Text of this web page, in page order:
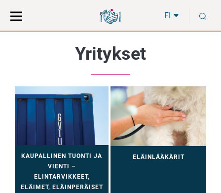
suoraan
sisältöön
koko
sivuston
FI
Yritykset
KAUPALLINEN TUONTI JA
VIENTI –
ELINTARVIKKEET,
ELÄIMET, ELÄINPERÄISET
ELÄINLÄÄKÄRIT